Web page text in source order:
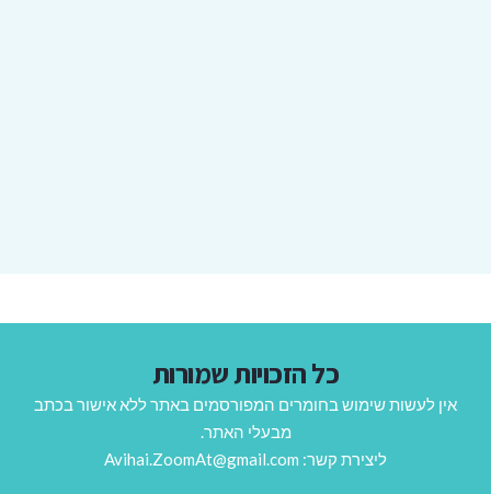
כל הזכויות שמורות
אין לעשות שימוש בחומרים המפורסמים באתר ללא אישור בכתב
מבעלי האתר.
ליצירת קשר: Avihai.ZoomAt@gmail.com